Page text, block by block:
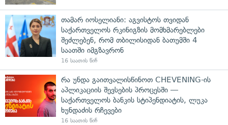
თამარ იოსელიანი: აგვისტოს თვიდან
საქართველოს რკინიგზის მომხმარებლები
შეძლებენ, რომ თბილისიდან ბათუმში 4
საათში იმგზავრონ
16 საათის წინ
რა უნდა გაითვალისწინოთ CHEVENING-ის
აპლიკაციის შევსების პროცესში —
საქართველოს ბანკის სტიპენდიატის, ლუკა
ხუნდაძის რჩევები
16 საათის წინ